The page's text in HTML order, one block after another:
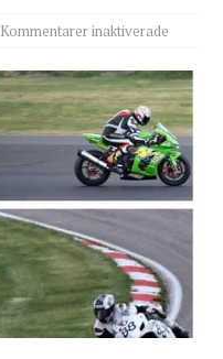
Kommentarer inaktiverade